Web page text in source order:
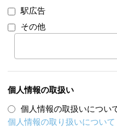
駅広告
その他
個人情報の取扱い
個人情報の取扱いについ
個人情報の取り扱いについて